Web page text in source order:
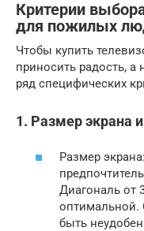
Критерии
для пожилых
Чтобы купить
приносить радость, а
ряд специфических
1. Размер экрана
Размер
Диагональ от
быть